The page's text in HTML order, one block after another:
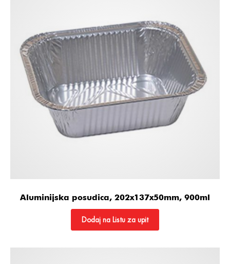
Aluminijska posudica, 202x137x50mm, 900ml
Dodaj na Listu za upit